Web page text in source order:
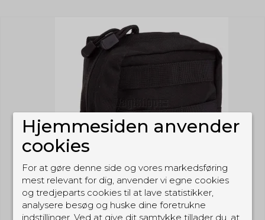
Hjemmesiden anvender
cookies
For at gøre denne side og vores markedsføring
mest relevant for dig, anvender vi egne cookies
og tredjeparts cookies til at lave statistikker,
analysere besøg og huske dine foretrukne
indstillinger. Ved at give dit samtykke tillader du, at